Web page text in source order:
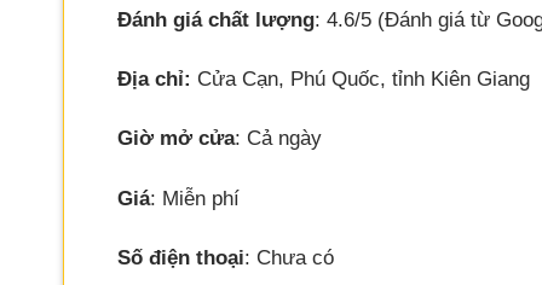
Đánh giá chất lượng: 4.6/5 (Đánh giá từ
Địa chỉ: Cửa Cạn, Phú Quốc, tỉnh Kiên Giang
Giờ mở cửa: Cả ngày
Giá: Miễn phí
Số điện thoại: Chưa có